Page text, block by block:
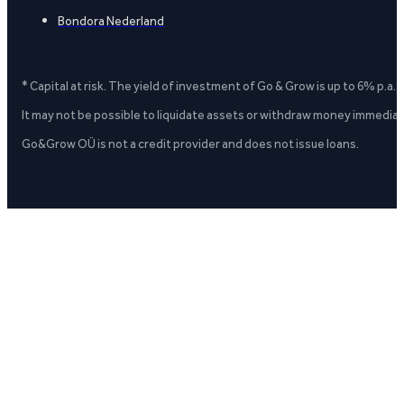
Bondora Nederland
* Capital at risk. The yield of investment of Go & Grow is up to 6%
It may not be possible to liquidate assets or withdraw money
Go&Grow OÜ is not a credit provider and does not issue loans.